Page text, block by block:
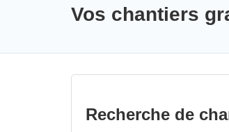
Vos chantiers
Recherche de